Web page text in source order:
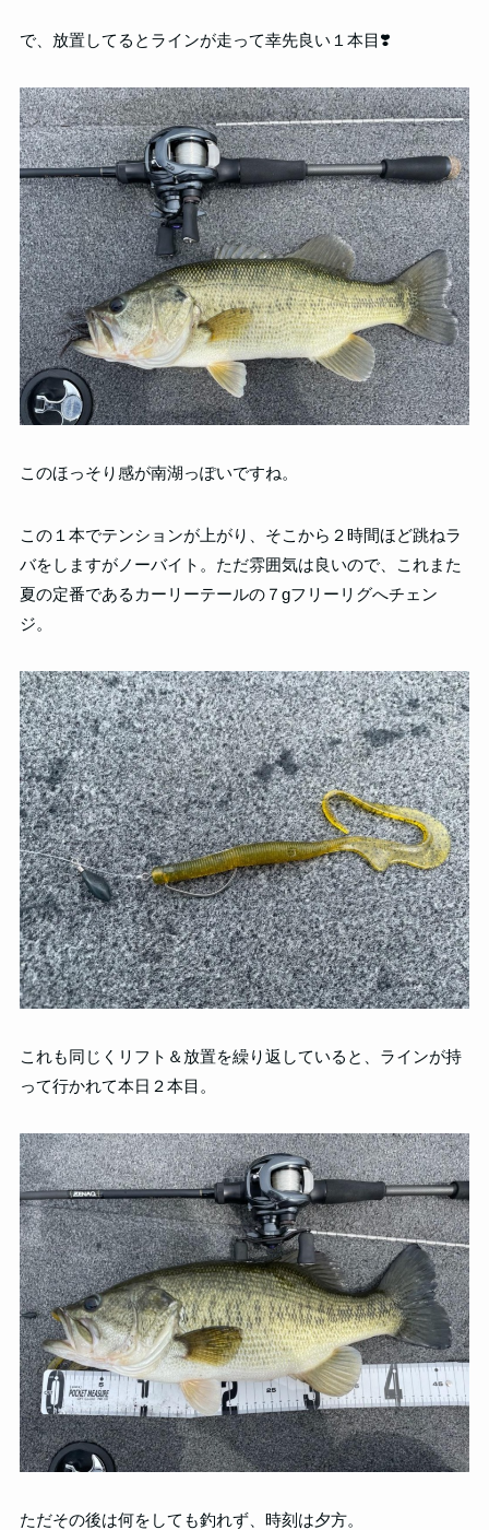
で、放置してるとラインが走って幸先良い１本目❣️
このほっそり感が南湖っぽいですね。
この１本でテンションが上がり、そこから２時間ほど跳ねラ
バをしますがノーバイト。ただ雰囲気は良いので、これまた
夏の定番であるカーリーテールの７gフリーリグへチェン
ジ。
これも同じくリフト＆放置を繰り返していると、ラインが持
って行かれて本日２本目。
ただその後は何をしても釣れず、時刻は夕方。